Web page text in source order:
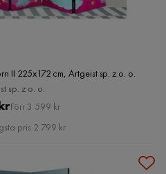
II 225x172 cm, Artgeist sp. z o. o.
sp. z o. o.
Pris
Original
Pris
Förr 3 599 kr
pris 2 799 kr